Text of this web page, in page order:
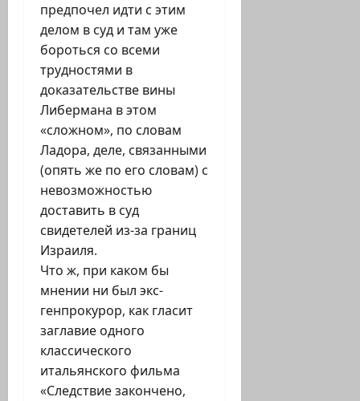
предпочел идти с этим
делом в суд и там уже
бороться со всеми
трудностями в
доказательстве вины
Либермана в этом
«сложном», по словам
Ладора, деле, связанными
(опять же по его словам) с
невозможностью
доставить в суд
свидетелей из-за границ
Израиля.
Что ж, при каком бы
мнении ни был экс-
генпрокурор, как гласит
заглавие одного
классического
итальянского фильма
«Следствие закончено,